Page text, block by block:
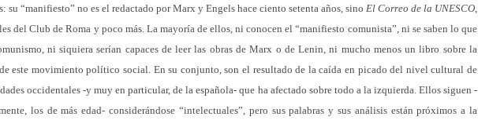
su “manifiesto” no es el redactado por Marx y Engels hace ciento setenta años, sino El Correo de la UNESCO,
del Club de Roma y poco más. La mayoría de ellos, ni conocen el “manifiesto comunista”, ni se saben lo que
ni siquiera serían capaces de leer las obras de Marx o de Lenin, ni mucho menos un libro sobre la
este movimiento político social. En su conjunto, son el resultado de la caída en picado del nivel cultural de
occidentales -y muy en particular, de la española- que ha afectado sobre todo a la izquierda. Ellos siguen -
los de más edad- considerándose “intelectuales”, pero sus palabras y sus análisis están próximos a la